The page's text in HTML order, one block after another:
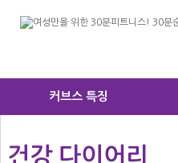
커브스 특징
건강 다이어리